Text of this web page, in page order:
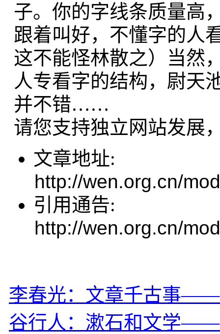
子。你的字线条质量高
跟着叫好，不懂字的人
这不能怪林散之）当然
人专看字的结构，尉天
并不错……
请您支持独立网站发展
文章地址:
http://wen.org.cn/
引用通告:
http://wen.org.cn/
李春光：文章千古事——
谷行人：漱石和文学——